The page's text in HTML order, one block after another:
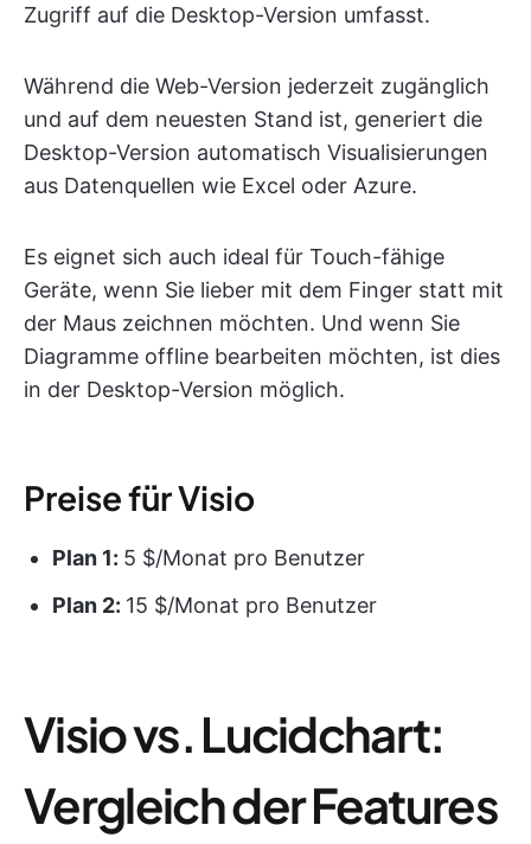
Zugriff auf die Desktop-Version umfasst.
Während die Web-Version jederzeit zugänglich
und auf dem neuesten Stand ist, generiert die
Desktop-Version automatisch Visualisierungen
aus Datenquellen wie Excel oder Azure.
Es eignet sich auch ideal für Touch-fähige
Geräte, wenn Sie lieber mit dem Finger statt mit
der Maus zeichnen möchten. Und wenn Sie
Diagramme offline bearbeiten möchten, ist dies
in der Desktop-Version möglich.
Preise für Visio
Plan 1: 5 $/Monat pro Benutzer
Plan 2: 15 $/Monat pro Benutzer
Visio vs. Lucidchart:
Vergleich der Features